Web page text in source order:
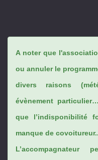
A noter que
ou annuler le
divers raisons
évènement
que l’indisponibilité
manque de
L’accompagnateur